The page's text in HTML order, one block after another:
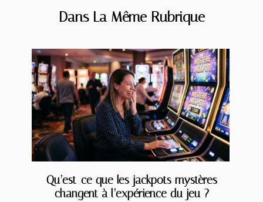
Dans La Même Rubrique
Qu’est-ce que les jackpots mystères
changent à l’expérience du jeu ?